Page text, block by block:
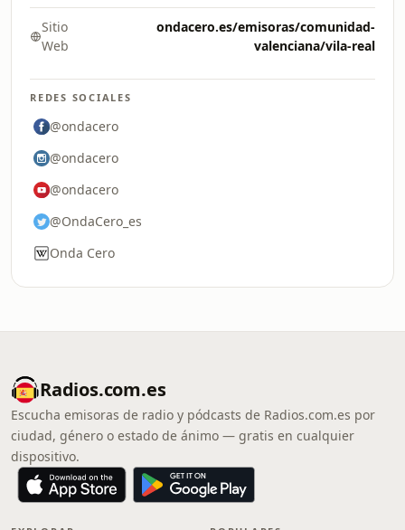
Sitio
Web
ondacero.es/emisoras/comunidad-
valenciana/vila-real
REDES SOCIALES
@ondacero
@ondacero
@ondacero
@OndaCero_es
Onda Cero
Radios.com.es
Escucha emisoras de radio y pódcasts de Radios.com.es por
ciudad, género o estado de ánimo — gratis en cualquier
dispositivo.